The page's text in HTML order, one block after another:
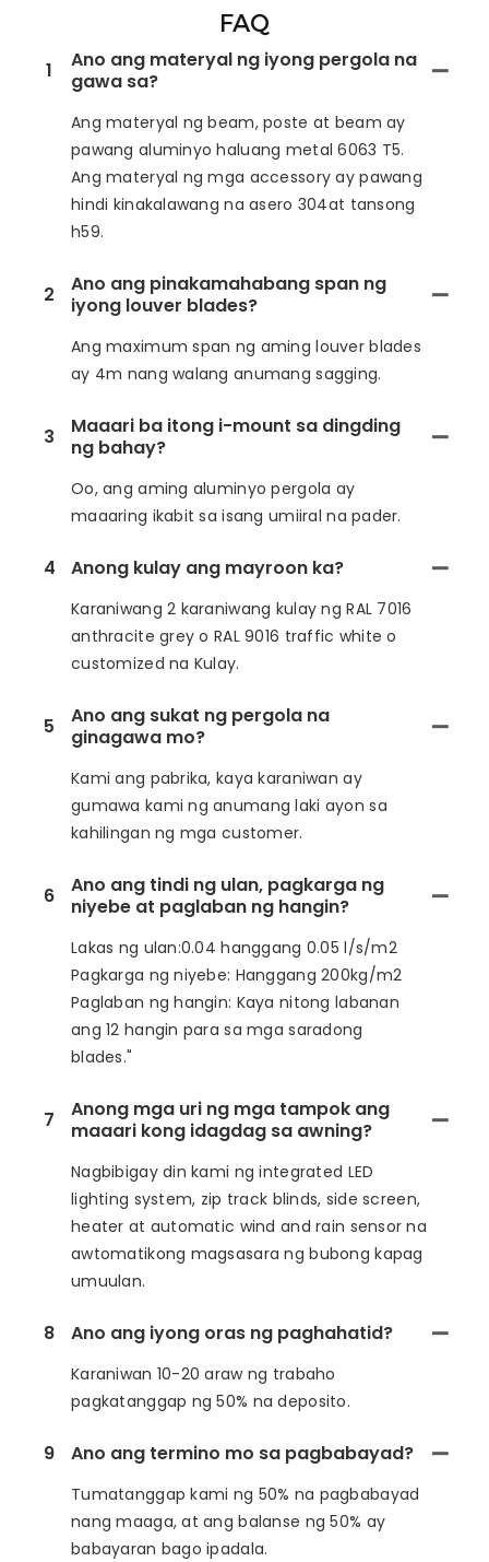
FAQ
1
Ano ang materyal ng iyong pergola na
gawa sa?
Ang materyal ng beam, poste at beam ay
pawang aluminyo haluang metal 6063 T5.
Ang materyal ng mga accessory ay pawang
hindi kinakalawang na asero 304at tansong
h59.
2
Ano ang pinakamahabang span ng
iyong louver blades?
Ang maximum span ng aming louver blades
ay 4m nang walang anumang sagging.
3
Maaari ba itong i-mount sa dingding
ng bahay?
Oo, ang aming aluminyo pergola ay
maaaring ikabit sa isang umiiral na pader.
4 Anong kulay ang mayroon ka?
Karaniwang 2 karaniwang kulay ng RAL 7016
anthracite grey o RAL 9016 traffic white o
customized na Kulay.
5
Ano ang sukat ng pergola na
ginagawa mo?
Kami ang pabrika, kaya karaniwan ay
gumawa kami ng anumang laki ayon sa
kahilingan ng mga customer.
6
Ano ang tindi ng ulan, pagkarga ng
niyebe at paglaban ng hangin?
Lakas ng ulan:0.04 hanggang 0.05 l/s/m2
Pagkarga ng niyebe: Hanggang 200kg/m2
Paglaban ng hangin: Kaya nitong labanan
ang 12 hangin para sa mga saradong
blades."
7
Anong mga uri ng mga tampok ang
maaari kong idagdag sa awning?
Nagbibigay din kami ng integrated LED
lighting system, zip track blinds, side screen,
heater at automatic wind and rain sensor na
awtomatikong magsasara ng bubong kapag
umuulan.
8 Ano ang iyong oras ng paghahatid?
Karaniwan 10-20 araw ng trabaho
pagkatanggap ng 50% na deposito.
9 Ano ang termino mo sa pagbabayad?
Tumatanggap kami ng 50% na pagbabayad
nang maaga, at ang balanse ng 50% ay
babayaran bago ipadala.